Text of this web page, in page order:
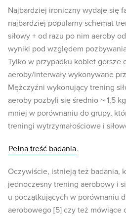
Najbardziej ironiczny wydaje się
najbardziej popularny schemat
siłowy + od razu po nim aeroby
wyniki pod względem
Tylko w przypadku kobiet gorsze
aeroby/interwały wykonywane
Mężczyźni wykonujący trening
aeroby pozbyli się średnio ~ 1,5
mniej w porównaniu do grupy,
treningi wytrzymałościowe i
Pełna treść badania.
Oczywiście, istnieją też badania,
jednoczesny trening aerobowy i
u początkujących w porównaniu
aerobowego [5] czy też mówiące